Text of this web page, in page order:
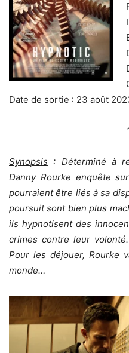
Date de sortie : 23 août
Synopsis : Déterminé à
Danny Rourke enquête
pourraient être liés à sa
poursuit sont bien plus
ils hypnotisent des
crimes contre leur
Pour les déjouer, Rourke
monde…